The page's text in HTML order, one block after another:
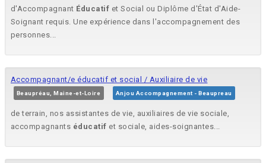
d'Accompagnant Éducatif et Social ou Diplôme d'État d'Aide-
Soignant requis. Une expérience dans l'accompagnement des
personnes...
Accompagnant/e éducatif et social / Auxiliaire de vie
Beaupréau, Maine-et-Loire Anjou Accompagnement - Beaupreau
de terrain, nos assistantes de vie, auxiliaires de vie sociale,
accompagnants éducatif et sociale, aides-soignantes...